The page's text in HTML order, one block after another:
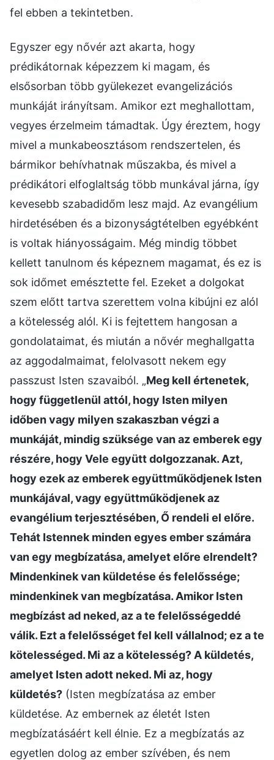
fel ebben a tekintetben.
Egyszer egy nővér azt akarta, hogy
prédikátornak képezzem ki magam, és
elsősorban több gyülekezet evangelizációs
munkáját irányítsam. Amikor ezt meghallottam,
vegyes érzelmeim támadtak. Úgy éreztem, hogy
mivel a munkabeosztásom rendszertelen, és
bármikor behívhatnak műszakba, és mivel a
prédikátori elfoglaltság több munkával járna, így
kevesebb szabadidőm lesz majd. Az evangélium
hirdetésében és a bizonyságtételben egyébként
is voltak hiányosságaim. Még mindig többet
kellett tanulnom és képeznem magamat, és ez is
sok időmet emésztette fel. Ezeket a dolgokat
szem előtt tartva szerettem volna kibújni ez alól
a kötelesség alól. Ki is fejtettem hangosan a
gondolataimat, és miután a nővér meghallgatta
az aggodalmaimat, felolvasott nekem egy
passzust Isten szavaiból. „Meg kell értenetek,
hogy függetlenül attól, hogy Isten milyen
időben vagy milyen szakaszban végzi a
munkáját, mindig szüksége van az emberek egy
részére, hogy Vele együtt dolgozzanak. Azt,
hogy ezek az emberek együttműködjenek Isten
munkájával, vagy együttműködjenek az
evangélium terjesztésében, Ő rendeli el előre.
Tehát Istennek minden egyes ember számára
van egy megbízatása, amelyet előre elrendelt?
Mindenkinek van küldetése és felelőssége;
mindenkinek van megbízatása. Amikor Isten
megbízást ad neked, az a te felelősségeddé
válik. Ezt a felelősséget fel kell vállalnod; ez a te
kötelességed. Mi az a kötelesség? A küldetés,
amelyet Isten adott neked. Mi az, hogy
küldetés? (Isten megbízatása az ember
küldetése. Az embernek az életét Isten
megbízatásáért kell élnie. Ez a megbízatás az
egyetlen dolog az ember szívében, és nem